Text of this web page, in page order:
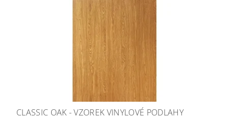
CLASSIC OAK - VZOREK VINYLOVÉ PODLAHY